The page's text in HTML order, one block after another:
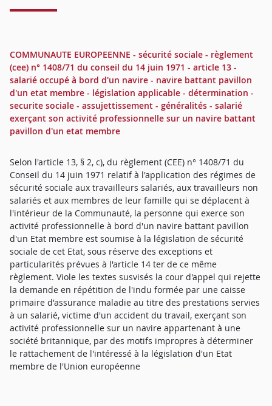
COMMUNAUTE EUROPEENNE - sécurité sociale - règlement
(cee) n° 1408/71 du conseil du 14 juin 1971 - article 13 -
salarié occupé à bord d'un navire - navire battant pavillon
d'un etat membre - législation applicable - détermination -
securite sociale - assujettissement - généralités - salarié
exerçant son activité professionnelle sur un navire battant
pavillon d'un etat membre
Selon l'article 13, § 2, c), du règlement (CEE) n° 1408/71 du
Conseil du 14 juin 1971 relatif à l'application des régimes de
sécurité sociale aux travailleurs salariés, aux travailleurs non
salariés et aux membres de leur famille qui se déplacent à
l'intérieur de la Communauté, la personne qui exerce son
activité professionnelle à bord d'un navire battant pavillon
d'un Etat membre est soumise à la législation de sécurité
sociale de cet Etat, sous réserve des exceptions et
particularités prévues à l'article 14 ter de ce même
règlement. Viole les textes susvisés la cour d'appel qui rejette
la demande en répétition de l'indu formée par une caisse
primaire d'assurance maladie au titre des prestations servies
à un salarié, victime d'un accident du travail, exerçant son
activité professionnelle sur un navire appartenant à une
société britannique, par des motifs impropres à déterminer
le rattachement de l'intéressé à la législation d'un Etat
membre de l'Union européenne